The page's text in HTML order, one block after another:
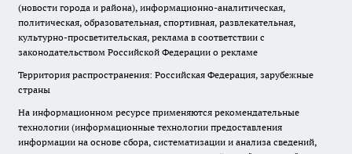
(новости города и района), информационно-аналитическая,
политическая, образовательная, спортивная, развлекательная,
культурно-просветительская, реклама в соответствии с
законодательством Российской Федерации о рекламе
Территория распространения: Российская Федерация, зарубежные
страны
На информационном ресурсе применяются рекомендательные
технологии (информационные технологии предоставления
информации на основе сбора, систематизации и анализа сведений,